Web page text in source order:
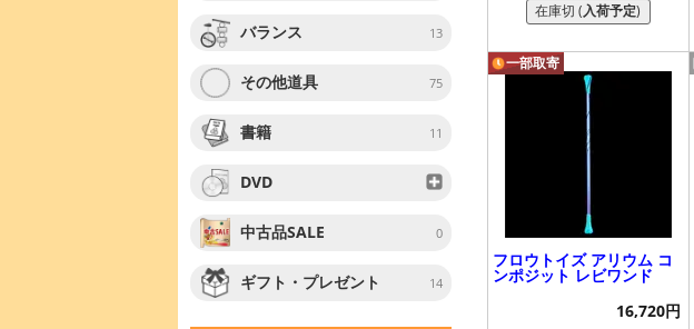
バランス 13
その他道具 75
書籍 11
DVD
中古品SALE 0
ギフト・プレゼント 14
在庫切 (入荷予定)
一部取寄
フロウトイズ アリウム コ
ンポジット レビワンド
16,720円